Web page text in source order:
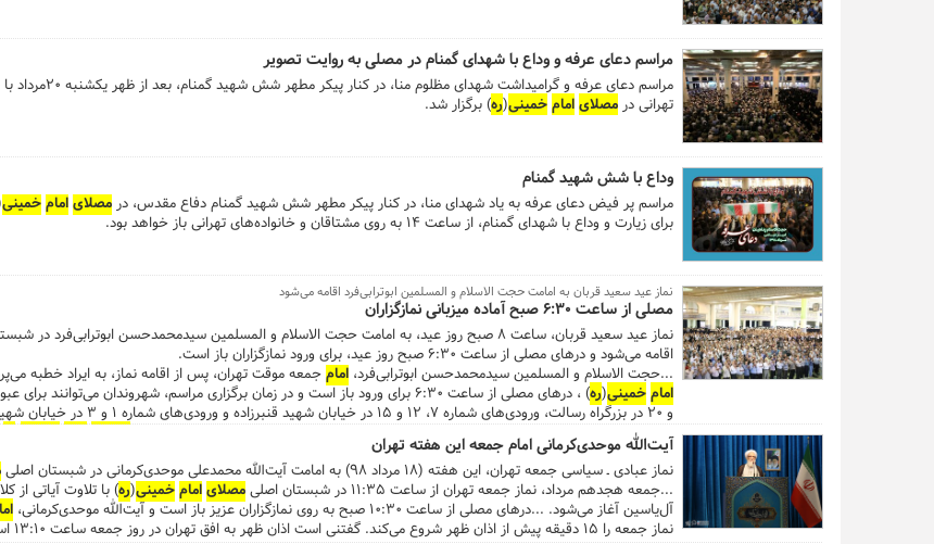
مراسم دعای عرفه و وداع با شهدای گمنام در مصلی به روایت تصویر
مراسم دعای عرفه و
تهرانی درمصلایامامخمینی(ره) برگزار شد.
وداع با شش شهید گمنام
مراسم پر فیض دعای عرفه به یاد شهدای منا، در کنار پیکر مطهر شش شهید گمنام دفاع مقدس، درمصلایامامخمینی
برای زیارت و وداع با شهدای گمنام، از ساعت ۱۴ به روی مشتاقان و خانواده‌های تهرانی باز خواهد بود.
نماز عید سعید قربان به امامت حجت الاسلام و المسلمین ابوترابی‌فرد اقامه می‌شود
مصلی از ساعت ۶:۳۰ صبح آماده میزبانی نمازگزاران
نماز عید سعید قربان، ساعت ۸ صبح روز عید، به امامت حجت الاسلام و المسلمین سیدمحمدحسن ابوترابی‌فرد در شبستان اصلی
اقامه می‌شود و درهای مصلی از ساعت ۶:۳۰ صبح روز عید، برای ورود نمازگزاران باز است.
...حجت الاسلام و المسلمین سیدمحمدحسن ابوترابی‌فرد، امامجمعه موقت تهران، پس از اقامه نماز، به ایراد خطبه
امامخمینی(ره
و ۲۰ در بزرگراه رسالت، ورودی‌های‌
۲ ایستگاه مترو مصلی و شهید بهشتی در خطوط یک و سه متروی تهران، در ضلع شمال و جنوب
برگزاری نماز عید، قربانگاه و جایگاه عرضه دام بهداشتی، با همکاری شهرداری منطقه ۷ تهران، در مجموعه چهل‌سرای
شهید بهشتی نرسیده به خیابان شهید مفتح، برپا می‌شود. ...
آیت‌الله موحدی‌کرمانی امام جمعه این هفته تهران
نماز عبادی ـ سیاسی جمعه تهران، این هفته (۱۸ مرداد ۹۸) به امامت آیت‌الله محمدعلی موحدی‌کرمانی در شبستان اصلی
...جمعه هجدهم مرداد، نماز جمعه تهران از ساعت ۱۱:۳۵ در شبستان اصلی
مصلایامامخمینی(ره) با تلاوت آیاتی از
آل‌یاسین آغاز می‌شود. ...درهای مصلی از ساعت ۱۰:۳۰ صبح به روی نمازگزاران عزیز باز است و آیت‌الله موحدی‌کرمانی،
نماز جمعه را ۱۵ دقیقه پیش از اذان ظهر شروع می‌کند. گفتنی است اذان ظهر به افق تهران در روز جمعه ساعت ۱۳:۱۰ است....